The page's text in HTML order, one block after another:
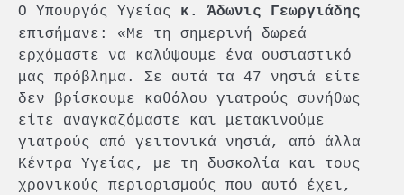
Ο Υπουργός Υγείας
κ. Άδωνις Γεωργιάδης
επισήμανε: «Με τη σημερινή δωρεά
ερχόμαστε να καλύψουμε ένα ουσιαστικό
μας πρόβλημα. Σε αυτά τα 47 νησιά είτε
δεν βρίσκουμε καθόλου γιατρούς συνήθως
είτε αναγκαζόμαστε και μετακινούμε
γιατρούς από γειτονικά νησιά, από άλλα
Κέντρα Υγείας, με τη δυσκολία και τους
χρονικούς περιορισμούς που αυτό έχει,